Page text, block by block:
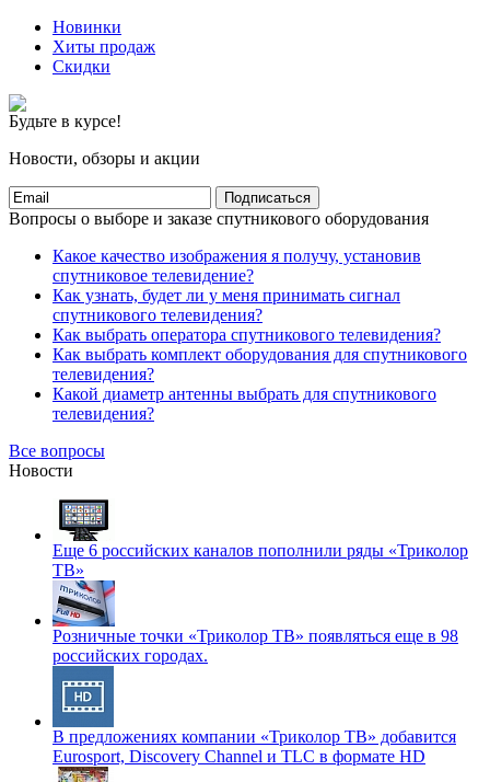
Новинки
Хиты продаж
Скидки
Будьте в курсе!
Новости, обзоры и акции
Подписаться
Вопросы о выборе и заказе спутникового оборудования
Какое качество изображения я получу, установив
спутниковое телевидение?
Как узнать, будет ли у меня принимать сигнал
спутникового телевидения?
Как выбрать оператора спутникового телевидения?
Как выбрать комплект оборудования для спутникового
телевидения?
Какой диаметр антенны выбрать для спутникового
телевидения?
Все вопросы
Новости
Еще 6 российских каналов пополнили ряды «Триколор
ТВ»
Розничные точки «Триколор ТВ» появляться еще в 98
российских городах.
В предложениях компании «Триколор ТВ» добавится
Eurosport, Discovery Channel и TLC в формате HD